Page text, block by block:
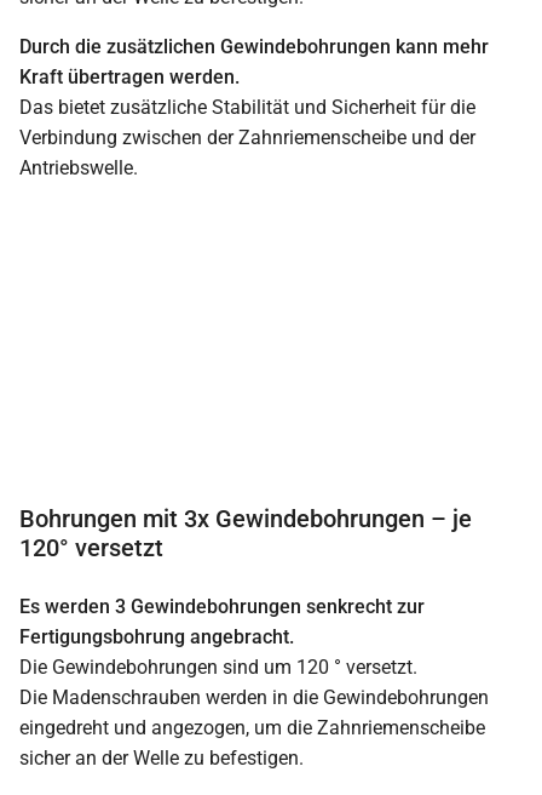
Durch die zusätzlichen Gewindebohrungen kann mehr
Kraft übertragen werden.
Das bietet zusätzliche Stabilität und Sicherheit für die
Verbindung zwischen der Zahnriemenscheibe und der
Antriebswelle.
Bohrungen mit 3x Gewindebohrungen – je
120° versetzt
Es werden 3 Gewindebohrungen senkrecht zur
Fertigungsbohrung angebracht.
Die Gewindebohrungen sind um 120 ° versetzt.
Die Madenschrauben werden in die Gewindebohrungen
eingedreht und angezogen, um die Zahnriemenscheibe
sicher an der Welle zu befestigen.